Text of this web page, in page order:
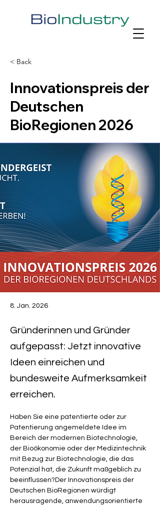
< Back
Innovationspreis der
Deutschen
BioRegionen 2026
8. Jan. 2026
Gründerinnen und Gründer
aufgepasst: Jetzt innovative
Ideen einreichen und
bundesweite Aufmerksamkeit
erreichen.
Haben Sie eine patentierte oder zur
Patentierung angemeldete Idee im
Bereich der modernen Biotechnologie,
der Bioökonomie oder der Medizintechnik
mit Bezug zur Biotechnologie, die das
Potenzial hat, die Zukunft maßgeblich zu
beeinflussen?Der Innovationspreis der
Deutschen BioRegionen würdigt
herausragende, anwendungsorientierte